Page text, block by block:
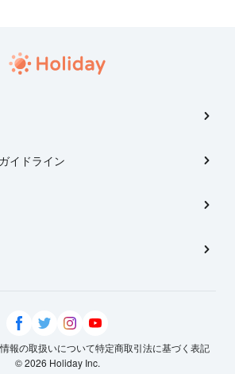
イドライン
報の取扱いについて特定商取引法に基づく表記
© 2026 Holiday Inc.